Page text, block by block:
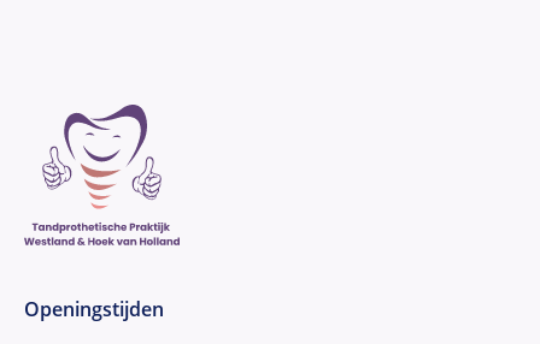
Openingstijden